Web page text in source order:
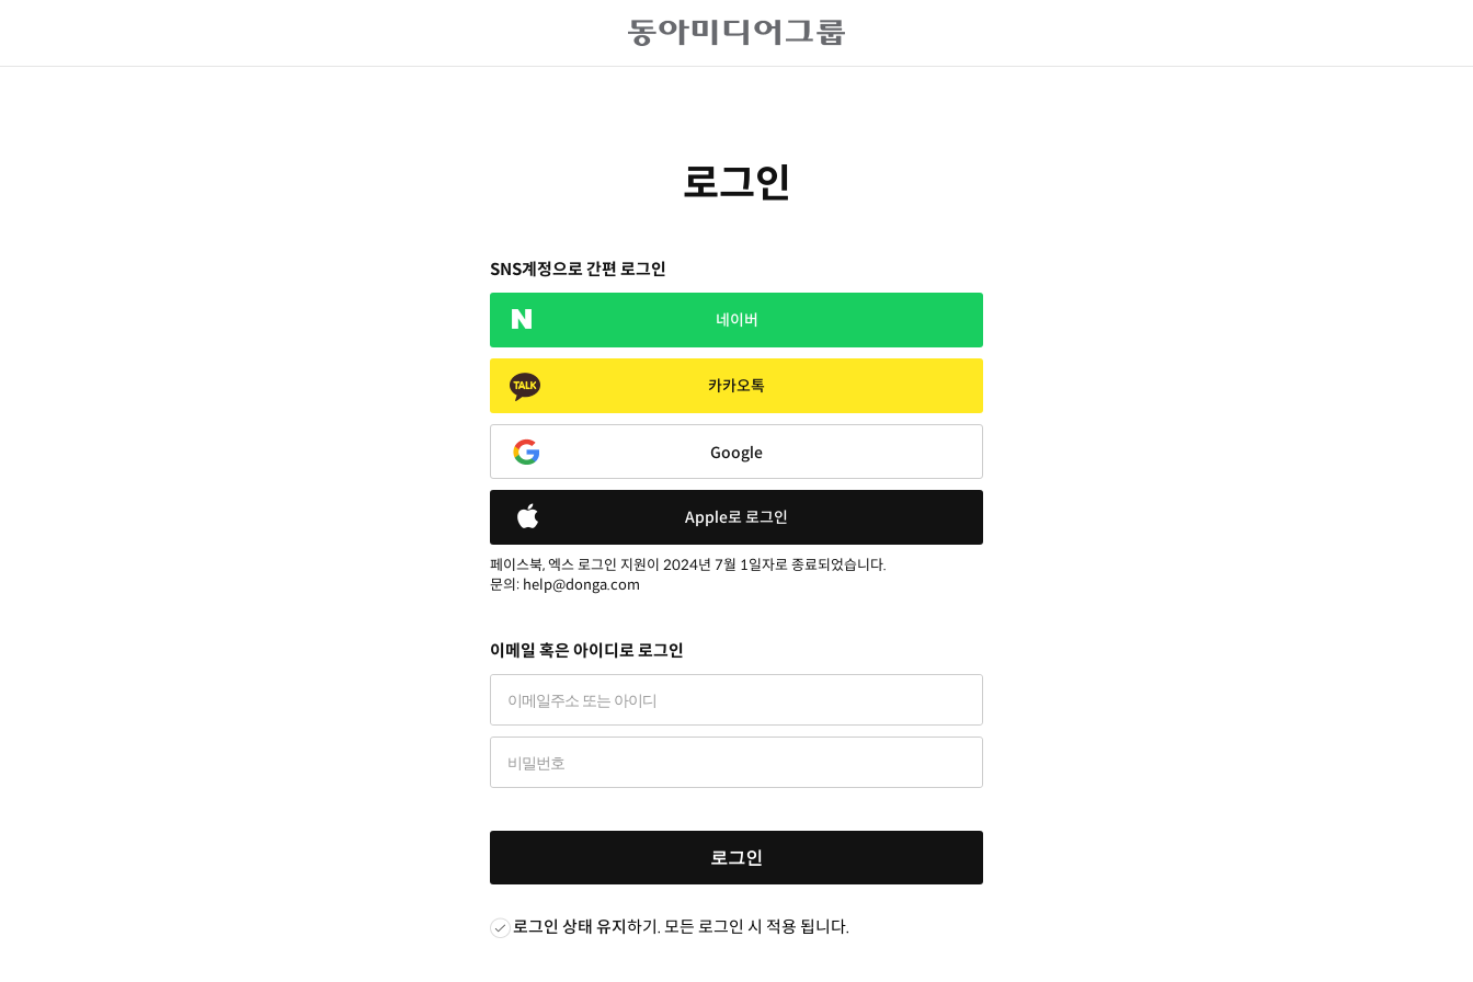
로그인
SNS계정으로 간편 로그인
네이버
카카오톡
Google
Apple로 로그인
페이스북, 엑스 로그인 지원이 2024년 7월 1일자로 종료되었습니다.
문의: help@donga.com
이메일 혹은 아이디로 로그인
로그인
로그인 상태 유지하기. 모든 로그인 시 적용 됩니다.